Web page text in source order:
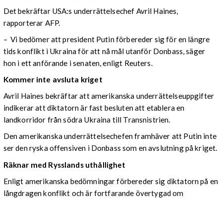
Det bekräftar USA:s underrättelsechef Avril Haines,
rapporterar AFP.
– Vi bedömer att president Putin förbereder sig för en längre
tids konflikt i Ukraina för att nå mål utanför Donbass, säger
hon i ett anförande i senaten, enligt Reuters.
Kommer inte avsluta kriget
Avril Haines bekräftar att amerikanska underrättelseuppgifter
indikerar att diktatorn är fast besluten att etablera en
landkorridor från södra Ukraina till Transnistrien.
Den amerikanska underrättelsechefen framhäver att Putin inte
ser den ryska offensiven i Donbass som en avslutning på kriget.
Räknar med Rysslands uthållighet
Enligt amerikanska bedömningar förbereder sig diktatorn på en
långdragen konflikt och är fortfarande övertygad om